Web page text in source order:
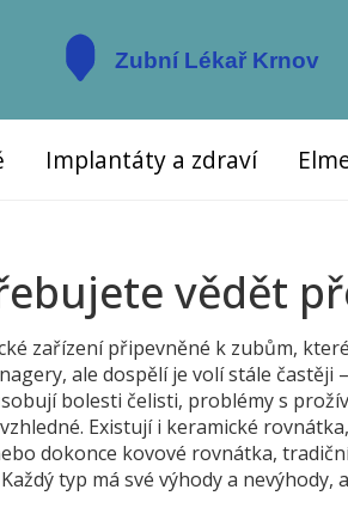
Implantáty a zdraví
vědět
zařízení připevněné k zubům,
ale dospělí je volí stále častěji
bolesti čelisti, problémy s
Existují i keramické rovnátka,
dokonce kovové rovnátka,
typ má své výhody a nevýhody,